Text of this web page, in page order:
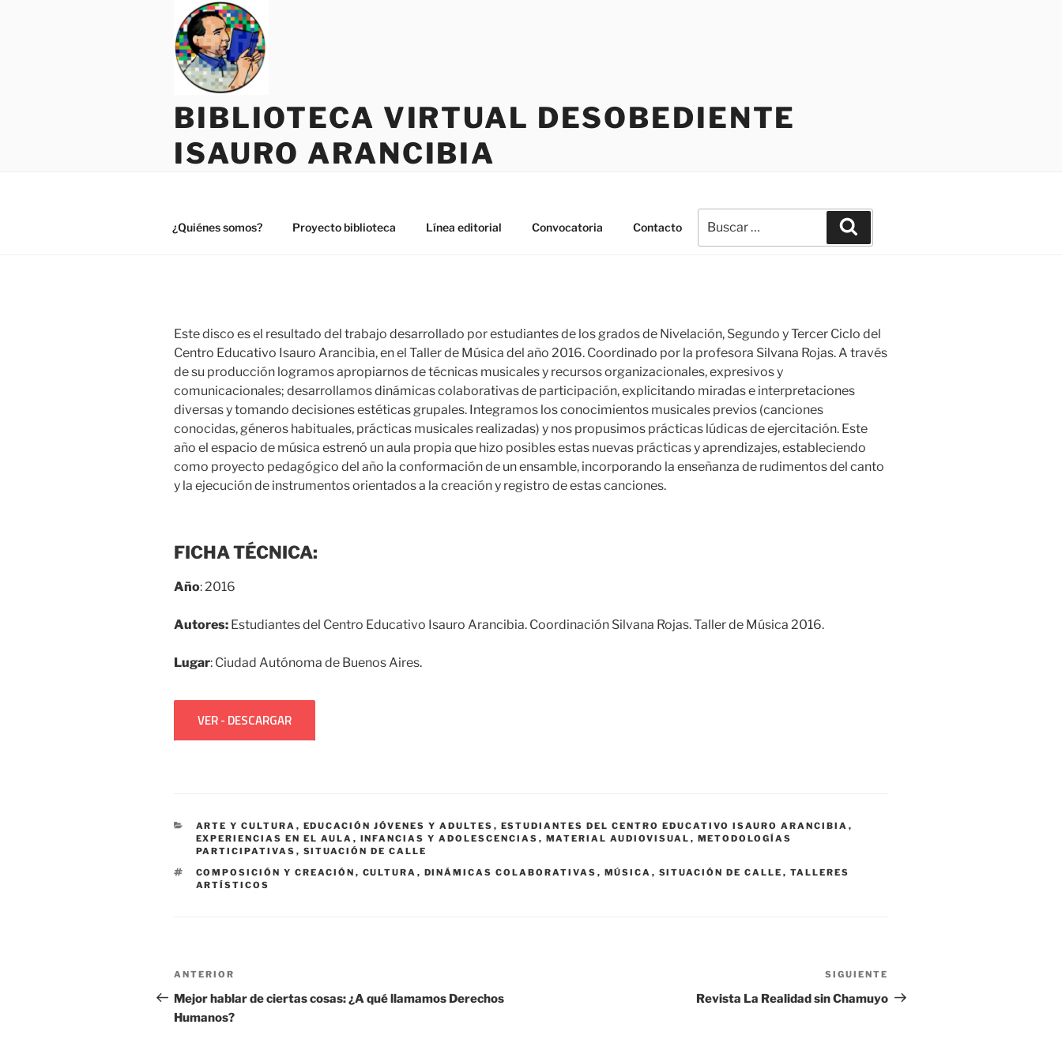
BIBLIOTECA VIRTUAL DESOBEDIENTE
ISAURO ARANCIBIA
¿Quiénes somos? Proyecto biblioteca Línea editorial Convocatoria Contacto
por:
Este disco es el resultado del trabajo desarrollado por estudiantes de los grados de Nivelación, Segundo y Tercer Ciclo del
Centro Educativo Isauro Arancibia, en el Taller de Música del año 2016. Coordinado por la profesora Silvana Rojas. A través
de su producción logramos apropiarnos de técnicas musicales y recursos organizacionales, expresivos y
comunicacionales; desarrollamos dinámicas colaborativas de participación, explicitando miradas e interpretaciones
diversas y tomando decisiones estéticas grupales. Integramos los conocimientos musicales previos (canciones
conocidas, géneros habituales, prácticas musicales realizadas) y nos propusimos prácticas lúdicas de ejercitación. Este
año el espacio de música estrenó un aula propia que hizo posibles estas nuevas prácticas y aprendizajes, estableciendo
como proyecto pedagógico del año la conformación de un ensamble, incorporando la enseñanza de rudimentos del canto
y la ejecución de instrumentos orientados a la creación y registro de estas canciones.
FICHA TÉCNICA:
Año: 2016
Autores: Estudiantes del Centro Educativo Isauro Arancibia. Coordinación Silvana Rojas. Taller de Música 2016.
Lugar: Ciudad Autónoma de Buenos Aires.
VER - DESCARGAR
CATEGORÍAS
ARTE Y CULTURA , EDUCACIÓN JÓVENES Y ADULTES , ESTUDIANTES DEL CENTRO EDUCATIVO ISAURO ARANCIBIA ,
EXPERIENCIAS EN EL AULA , INFANCIAS Y ADOLESCENCIAS , MATERIAL AUDIOVISUAL , METODOLOGÍAS
PARTICIPATIVAS , SITUACIÓN DE CALLE
ETIQUETAS
COMPOSICIÓN Y CREACIÓN , CULTURA , DINÁMICAS COLABORATIVAS , MÚSICA , SITUACIÓN DE CALLE , TALLERES
ARTÍSTICOS
Navegación
de
entradas
Entrada
anterior:
ANTERIOR
Mejor hablar de ciertas cosas: ¿A qué llamamos Derechos
Humanos?
entrada
SIGUIENTE
Revista La Realidad sin Chamuyo